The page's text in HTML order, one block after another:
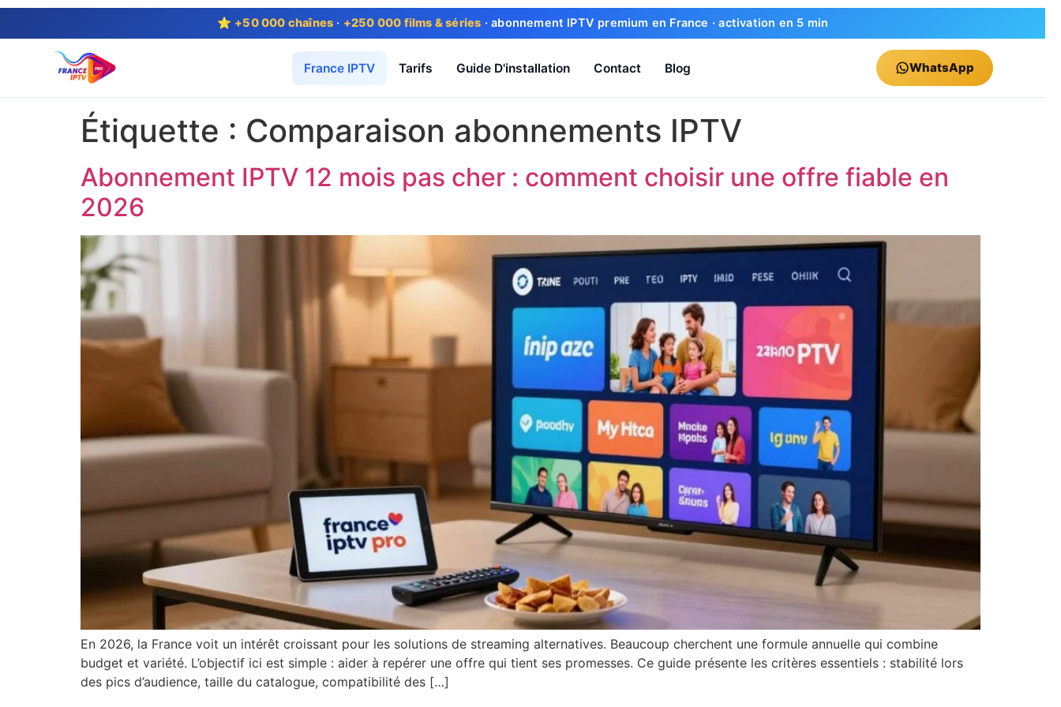
⭐ +50 000 chaînes · +250 000 films & séries · abonnement IPTV premium en France · activation en 5 min
France IPTV Tarifs Guide D'installation Contact Blog WhatsApp
Étiquette : Comparaison abonnements IPTV
Abonnement IPTV 12 mois pas cher : comment choisir une offre fiable en
2026
En 2026, la France voit un intérêt croissant pour les solutions de streaming alternatives. Beaucoup cherchent une formule annuelle qui combine
budget et variété. L’objectif ici est simple : aider à repérer une offre qui tient ses promesses. Ce guide présente les critères essentiels : stabilité lors
des pics d’audience, taille du catalogue, compatibilité des […]